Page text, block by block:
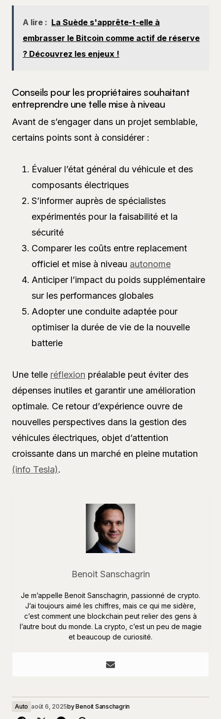
A lire : La Suède s'apprête-t-elle à
embrasser le Bitcoin comme actif de réserve
? Découvrez les enjeux !
Conseils pour les propriétaires souhaitant
entreprendre une telle mise à niveau
Avant de s’engager dans un projet semblable,
certains points sont à considérer :
Évaluer l’état général du véhicule et des
composants électriques
S’informer auprès de spécialistes
expérimentés pour la faisabilité et la
sécurité
Comparer les coûts entre replacement
officiel et mise à niveau autonome
Anticiper l’impact du poids supplémentaire
sur les performances globales
Adopter une conduite adaptée pour
optimiser la durée de vie de la nouvelle
batterie
Une telle réflexion préalable peut éviter des
dépenses inutiles et garantir une amélioration
optimale. Ce retour d’expérience ouvre de
nouvelles perspectives dans la gestion des
véhicules électriques, objet d’attention
croissante dans un marché en pleine mutation
(info Tesla).
Benoit Sanschagrin
Je m’appelle Benoit Sanschagrin, passionné de crypto.
J’ai toujours aimé les chiffres, mais ce qui me sidère,
c’est comment une blockchain peut relier des gens à
l’autre bout du monde. La crypto, c’est un peu de magie
et beaucoup de curiosité.
Auto août 6, 2025byBenoit Sanschagrin